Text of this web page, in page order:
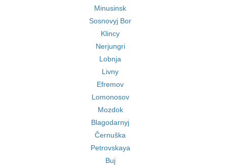
Minusinsk
Sosnovyj Bor
Klincy
Nerjungri
Lobnja
Livny
Efremov
Lomonosov
Mozdok
Blagodarnyj
Černuška
Petrovskaya
Buj